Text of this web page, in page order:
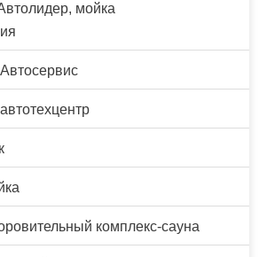
мойка
комплекс-сауна